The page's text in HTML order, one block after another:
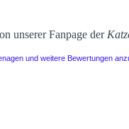
unserer Fanpage der
und weitere Bewertungen